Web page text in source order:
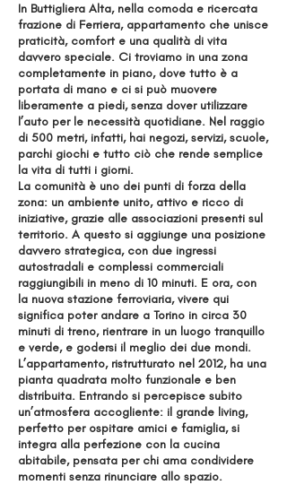
In Buttigliera Alta, nella comoda e ricercata
frazione di Ferriera, appartamento che unisce
praticità, comfort e una qualità di vita
davvero speciale. Ci troviamo in una zona
completamente in piano, dove tutto è a
portata di mano e ci si può muovere
liberamente a piedi, senza dover utilizzare
l’auto per le necessità quotidiane. Nel raggio
di 500 metri, infatti, hai negozi, servizi, scuole,
parchi giochi e tutto ciò che rende semplice
la vita di tutti i giorni.
La comunità è uno dei punti di forza della
zona: un ambiente unito, attivo e ricco di
iniziative, grazie alle associazioni presenti sul
territorio. A questo si aggiunge una posizione
davvero strategica, con due ingressi
autostradali e complessi commerciali
raggiungibili in meno di 10 minuti. E ora, con
la nuova stazione ferroviaria, vivere qui
significa poter andare a Torino in circa 30
minuti di treno, rientrare in un luogo tranquillo
e verde, e godersi il meglio dei due mondi.
L’appartamento, ristrutturato nel 2012, ha una
pianta quadrata molto funzionale e ben
distribuita. Entrando si percepisce subito
un’atmosfera accogliente: il grande living,
perfetto per ospitare amici e famiglia, si
integra alla perfezione con la cucina
abitabile, pensata per chi ama condividere
momenti senza rinunciare allo spazio.